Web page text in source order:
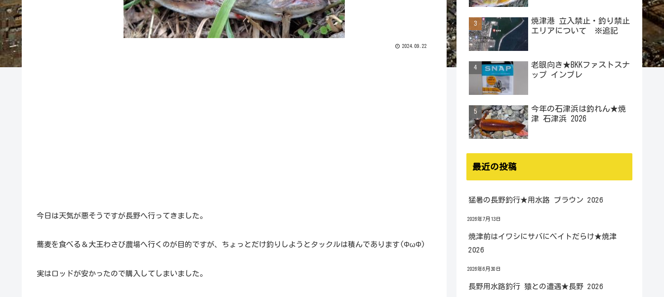
2024.09.22
今日は天気が悪そうですが長野へ行ってきました。
蕎麦を食べる＆大王わさび農場へ行くのが目的ですが、ちょっとだけ釣りしようとタックルは積んであります(ΦωΦ)
実はロッドが安かったので購入してしまいました。
焼津港 立入禁止・釣り禁止
エリアについて ※追記
老眼向き★BKKファストスナ
ップ インプレ
今年の石津浜は釣れん★焼
津 石津浜 2026
最近の投稿
猛暑の長野釣行★用水路 ブラウン 2026
2026年7月13日
焼津前はイワシにサバにベイトだらけ★焼津
2026
2026年6月30日
長野用水路釣行 猿との遭遇★長野 2026